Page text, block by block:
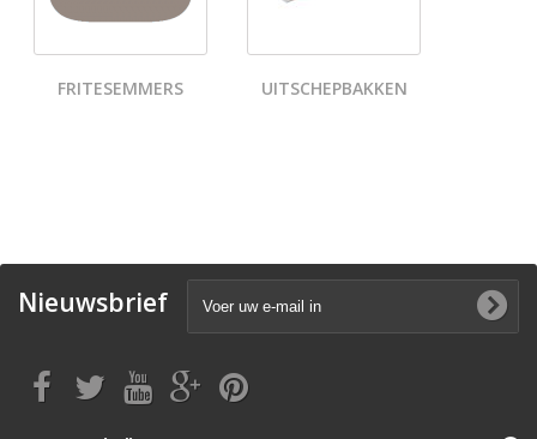
FRITESEMMERS UITSCHEPBAKKEN
Nieuwsbrief